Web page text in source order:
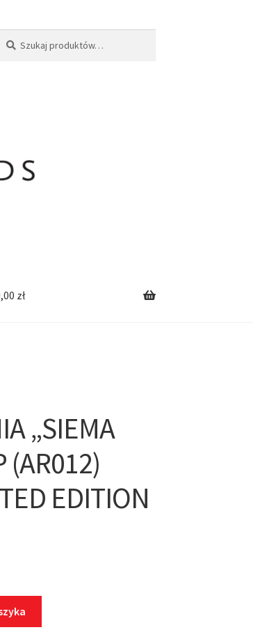
zł
„SIEMA
(AR012)
EDITION